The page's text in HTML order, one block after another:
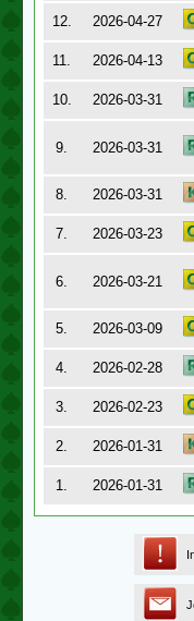
12.
2026-04-27
11.
2026-04-13
10.
2026-03-31
9. 2026-03-31
8.
2026-03-31
7.
2026-03-23
6. 2026-03-21
5. 2026-03-09
4.
2026-02-28
3.
2026-02-23
2.
2026-01-31
1.
2026-01-31